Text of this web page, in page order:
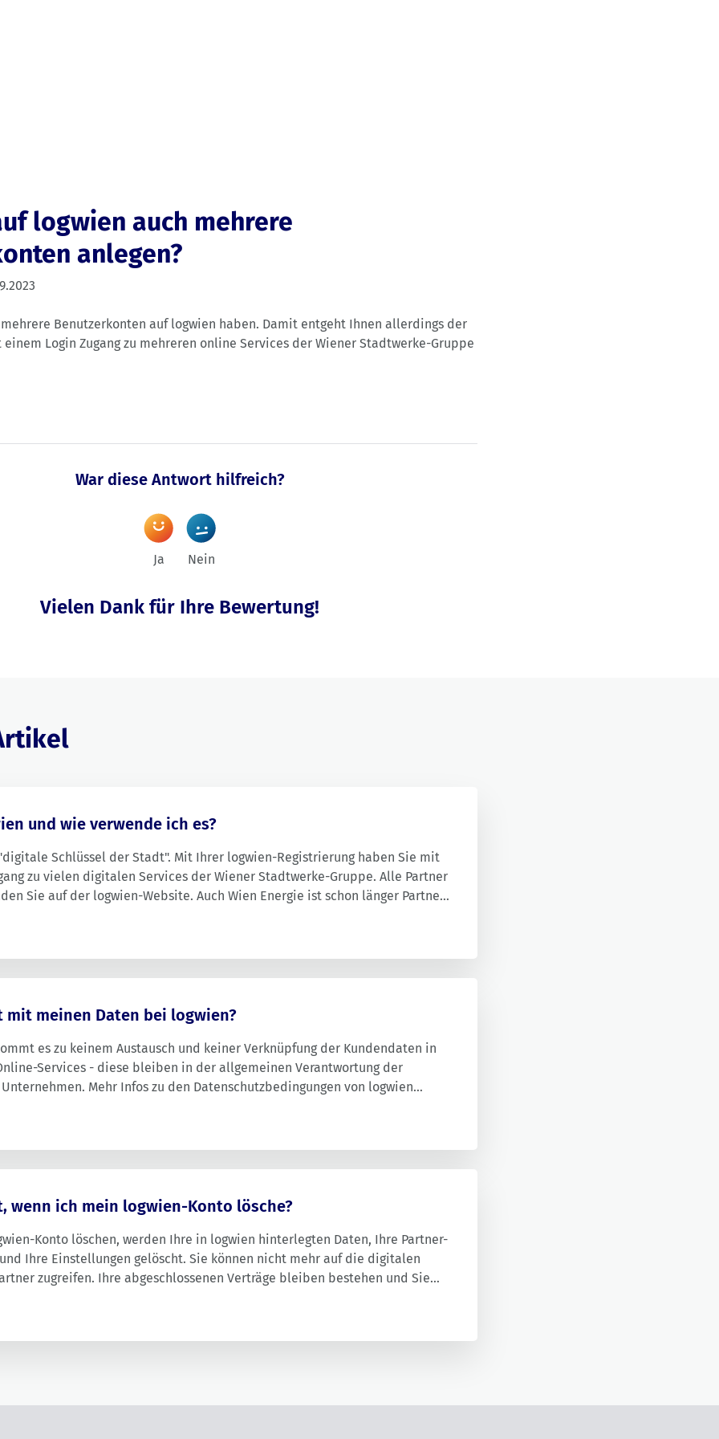
logwien auch mehrere
anlegen?
mehrere Benutzerkonten auf logwien haben. Damit entgeht Ihnen allerdings der
Login Zugang zu mehreren online Services der Wiener Stadtwerke-Gruppe
War diese Antwort hilfreich?
Ja Nein
Vielen Dank für Ihre Bewertung!
und wie verwende ich es?
Schlüssel der Stadt". Mit Ihrer logwien-Registrierung haben Sie mit
zu vielen digitalen Services der Wiener Stadtwerke-Gruppe. Alle Partner
Sie auf der logwien-Website. Auch Wien Energie ist schon länger Partner
den digitalen Kundenportalen Meine Wien Energie und
powered by Wien Energie.
mit meinen Daten bei logwien?
es zu keinem Austausch und keiner Verknüpfung der Kundendaten in
Services - diese bleiben in der allgemeinen Verantwortung der
Mehr Infos zu den Datenschutzbedingungen von logwien
wenn ich mein logwien-Konto lösche?
Konto löschen, werden Ihre in logwien hinterlegten Daten, Ihre Partner-
Ihre Einstellungen gelöscht. Sie können nicht mehr auf die digitalen
zugreifen. Ihre abgeschlossenen Verträge bleiben bestehen und Sie
zahlungspflichtig.